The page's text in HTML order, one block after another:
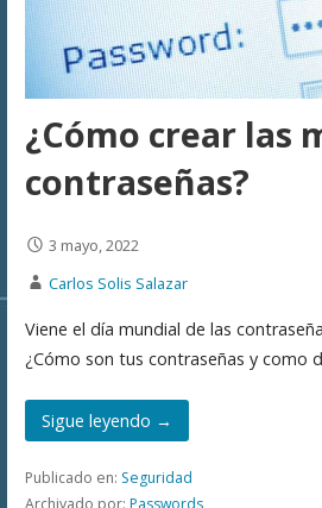
¿Cómo crear las
contraseñas?
3 mayo, 2022
Carlos Solis Salazar
Viene el día mundial de las
¿Cómo son tus contraseñas y como
Sigue leyendo →
Publicado en: Seguridad
Archivado por: Passwords